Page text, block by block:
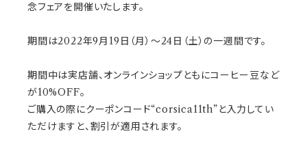
念フェアを開催いたします。
期間は2022年9月19日（月）〜24日（土）の一週間です。
期間中は実店舗、オンラインショップともにコーヒー豆など
が10%OFF。
ご購入の際にクーポンコード“corsica11th”と入力してい
ただけますと、割引が適用されます。